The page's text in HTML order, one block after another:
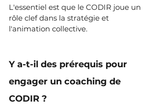
L'essentiel est que le CODIR joue un
rôle clef dans la stratégie et
l'animation collective.
Y a-t-il des prérequis pour
engager un coaching de
CODIR ?